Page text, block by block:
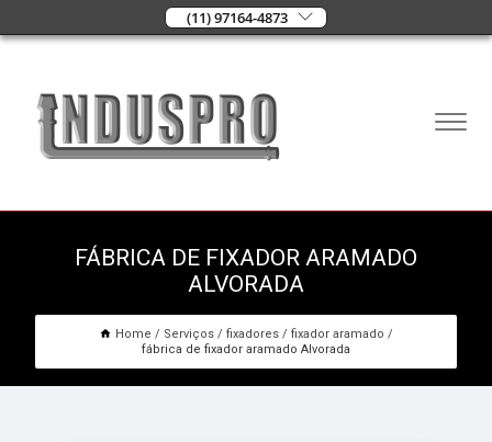
(11) 97164-4873
FÁBRICA DE FIXADOR ARAMADO
ALVORADA
Home Serviços fixadores
fixador aramado
fábrica de fixador aramado Alvorada